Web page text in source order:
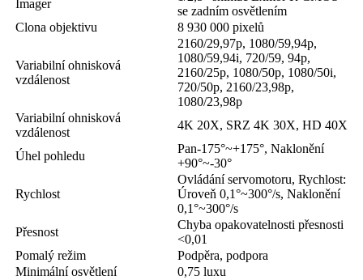
Imager
se zadním osvětlením
Clona objektivu
8 930 000 pixelů
Variabilní ohnisková
vzdálenost
2160/29,97p, 1080/59,94p,
1080/59,94i, 720/59, 94p,
2160/25p, 1080/50p, 1080/50i,
720/50p, 2160/23,98p,
1080/23,98p
Variabilní ohnisková
vzdálenost
4K 20X, SRZ 4K 30X, HD 40X
Úhel pohledu
Pan-175°~+175°, Naklonění
+90°~-30°
Rychlost
Ovládání servomotoru, Rychlost:
Úroveň 0,1°~300°/s, Naklonění
0,1°~300°/s
Přesnost
Chyba opakovatelnosti přesnosti
<0,01
Pomalý režim
Podpěra, podpora
Minimální osvětlení
0,75 luxu